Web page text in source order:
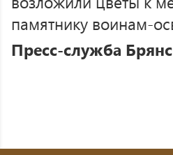
памятнику воинам-
Пресс-служба